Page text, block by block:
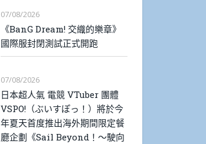
07/08/2026
《BanG Dream! 交織的樂章》
國際服封閉測試正式開跑
07/08/2026
日本超人氣 電競 VTuber 團體
VSPO!（ぶいすぽっ！）將於今
年夏天首度推出海外期間限定餐
廳企劃《Sail Beyond！～駛向